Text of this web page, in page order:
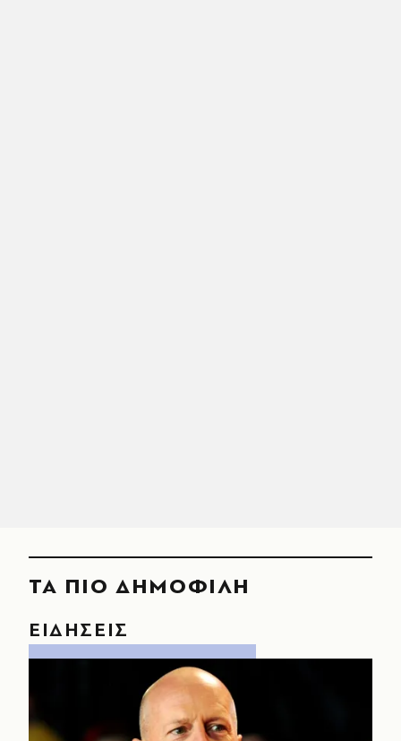
ΤΑ ΠΙΟ ΔΗΜΟΦΙΛΗ
ΕΙΔΗΣΕΙΣ